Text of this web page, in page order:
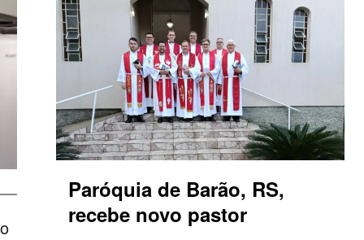
Paróquia de Barão, RS,
recebe novo pastor